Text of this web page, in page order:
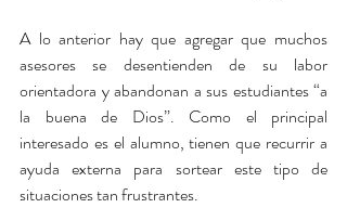
A lo anterior hay que agregar que muchos
asesores se desentienden de su labor
orientadora y abandonan a sus estudiantes “a
la buena de Dios”. Como el principal
interesado es el alumno, tienen que recurrir a
ayuda externa para sortear este tipo de
situaciones tan frustrantes.